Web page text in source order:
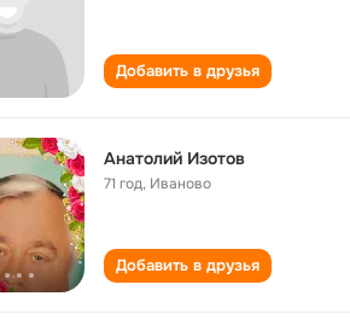
Добавить в друзья
Анатолий Изотов
71 год, Иваново
Добавить в друзья